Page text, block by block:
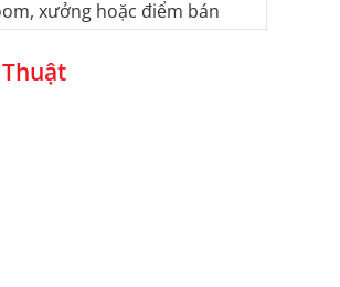
xưởng hoặc điểm bán